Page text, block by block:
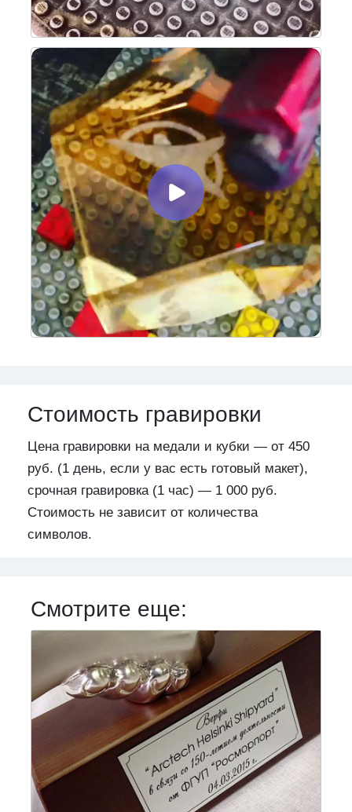
Стоимость гравировки
Цена гравировки на медали и кубки — от 450
руб. (1 день, если у вас есть готовый макет),
срочная гравировка (1 час) — 1 000 руб.
Стоимость не зависит от количества
символов.
Смотрите еще: